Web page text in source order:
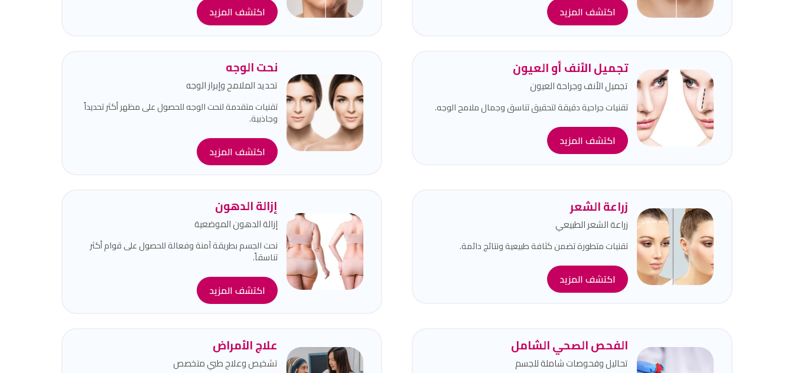
اكتشف المزيد اكتشف المزيد
تجميل الأنف أو العيون
تجميل الأنف وجراحة العيون
تقنيات جراحية دقيقة لتحقيق تناسق وجمال ملامح الوجه.
اكتشف المزيد
نحت الوجه
تحديد الملامح وإبراز الوجه
تقنيات متقدمة لنحت الوجه للحصول على مظهر أكثر تحديداً
وجاذبية.
اكتشف المزيد
زراعة الشعر
زراعة الشعر الطبيعي
تقنيات متطورة تضمن كثافة طبيعية ونتائج دائمة.
اكتشف المزيد
إزالة الدهون
إزالة الدهون الموضعية
نحت الجسم بطريقة آمنة وفعالة للحصول على قوام أكثر
تناسقاً.
اكتشف المزيد
الفحص الصحي الشامل
تحاليل وفحوصات شاملة للجسم
علاج الأمراض
تشخيص وعلاج طبي متخصص